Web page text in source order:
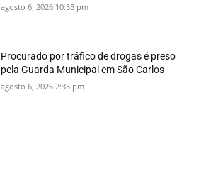
agosto 6, 2026 10:35 pm
Procurado por tráfico de drogas é preso
pela Guarda Municipal em São Carlos
agosto 6, 2026 2:35 pm